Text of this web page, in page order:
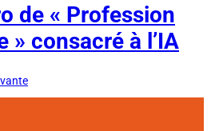
de « Profession
» consacré à l’IA